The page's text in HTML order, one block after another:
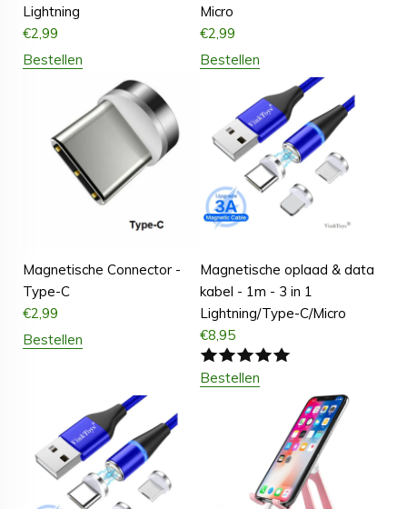
Lightning
€2,99
Bestellen
Micro
€2,99
Bestellen
Magnetische Connector -
Type-C
€2,99
Bestellen
Magnetische oplaad & data
kabel - 1m - 3 in 1
Lightning/Type-C/Micro
€8,95
Bestellen